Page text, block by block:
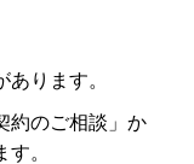
あります。
約のご相談」か
。